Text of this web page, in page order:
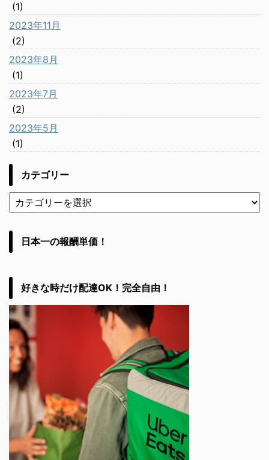
(1)
2023年11月
(2)
2023年8月
(1)
2023年7月
(2)
2023年5月
(1)
カテゴリー
日本一の報酬単価！
好きな時だけ配達OK！完全自由！